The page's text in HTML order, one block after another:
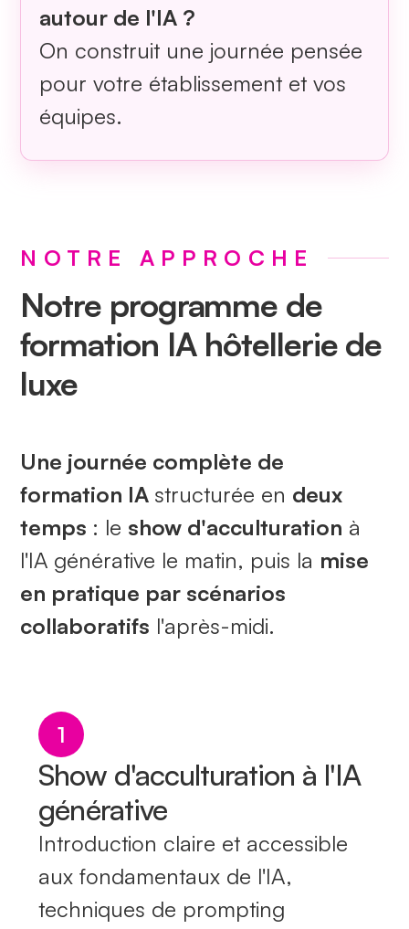
autour de l'IA ?
On construit une journée pensée
pour votre établissement et vos
équipes.
NOTRE APPROCHE
Notre programme de
formation IA hôtellerie de
luxe
Une journée complète de
formation IA structurée en deux
temps : le show d'acculturation à
l'IA générative le matin, puis la mise
en pratique par scénarios
collaboratifs l'après-midi.
1
Show d'acculturation à l'IA
générative
Introduction claire et accessible
aux fondamentaux de l'IA,
techniques de prompting